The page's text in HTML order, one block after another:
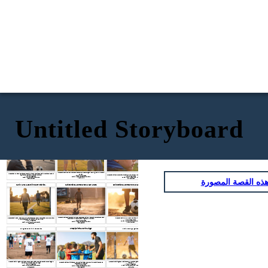
Untitled Storyboard
Danilo llama la atención de otro técnico. Danilocomienza a entrenar solo al caer la tarde Danilocomienza a entrenar solo al caer la tarde Part.2
La llegada de Danilo al campeonato Un equipo invita a Danilo a jugar Danilo mete el gol ganador
1. escena en un plano cerrado se enfoca la tristeza y ancias de Danilo queriendo entrar a
Tike 1: 10 segundos
Audio: Musica instrumental triste
Plano: cerrado
2. Escena Danilo le pide al hermano Emanuel que lo deje jugar y este lo ignora y no lo deja
entrar.
Audio: Musica instrumental emotivo
Medio plano
3. Escena Danilo se pone triste a recibir el desprecio del hermano y decide salir de la cancha.
Tike 3: 5 segundos
Audio: Musica instrumental triste
Plano cerrado
4. Escena Danilo sale lentamente de la cancha despues de ser despreciado por el hermano y
le llama la atención de un tecnico de otro equipo.
Tike 4: 10 segundos
Audio: Musica instrumental emotivo
Medio plano
5. Escena Danilo decide todas las tardes despues de salir de la escuela entrenar solo para
poder tener la oportunidad de jugar con el hermano.
Tike 5: 15 segundos
Audio: Musica instrumental emotivo
Plano general
6. Escena Danilo en un plano cerrado practicando futbol.
Tike 6: 5 segundos
Audio: Musica instrumental emotivo
Plano cerrado
7. Escena Danilo llega muy animado donde estan haciendo el campeonato donde juega el
hermano con el sueño de querer jugar
Tike 7: 15 segundos
Audio: Musica instrumental emotivo
Plano general
8. Escena Danilo es incitado por otro tecnico a jugar con el equipo contrario donde se
enfrenta con su hermano
Tike 8: 10 segundos
Audio: Musica instrumental emotivo
plano general
9. Escena Danilo jugando y haciendo el gol que hace ganador al equipo contrario de su
hermano
Tike 9: 15 segundos
Audio: Musica instrumental emotivo
Medio plano
القصة المصورة